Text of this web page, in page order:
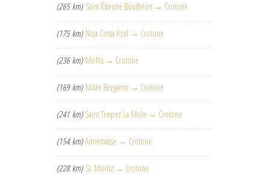
(265 km) Saint Étienne Bouthéon → Crotone
(175 km) Niza Costa Azul → Crotone
(236 km) Mollis → Crotone
(169 km) Milán Bérgamo → Crotone
(241 km) Saint Tropez La Mole → Crotone
(154 km) Annemasse → Crotone
(228 km) St. Moritz → Crotone